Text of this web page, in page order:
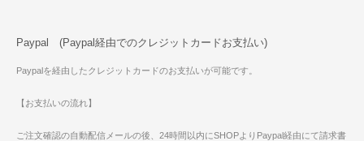
Paypal (Paypal経由でのクレジットカードお支払い)
Paypalを経由したクレジットカードのお支払いが可能です。
【お支払いの流れ】
ご注文確認の自動配信メールの後、24時間以内にSHOPよりPaypal経由にて請求書